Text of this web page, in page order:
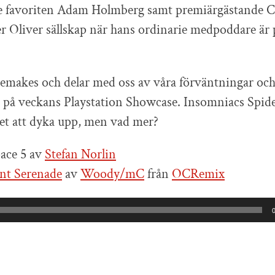
favoriten Adam Holmberg samt premiärgästande
Oliver sällskap när hans ordinarie medpoddare är
och delar med oss av våra förväntningar och
veckans Playstation Showcase. Insomniacs
att dyka upp, men vad mer?
5 av Stefan Norlin
Serenade avWoody/mCfrån OCRemix